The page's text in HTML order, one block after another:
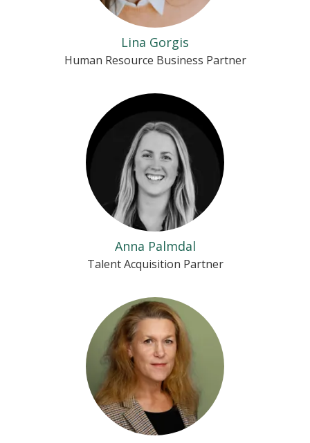
Lina Gorgis
Human Resource Business Partner
Anna Palmdal
Talent Acquisition Partner